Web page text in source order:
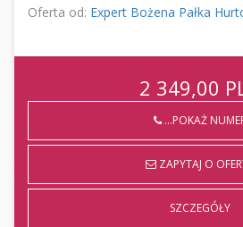
Oferta od: Expert Bożena Pałka
2 349,00
...POKAŻ
ZAPYTAJ O
SZCZEGÓŁY